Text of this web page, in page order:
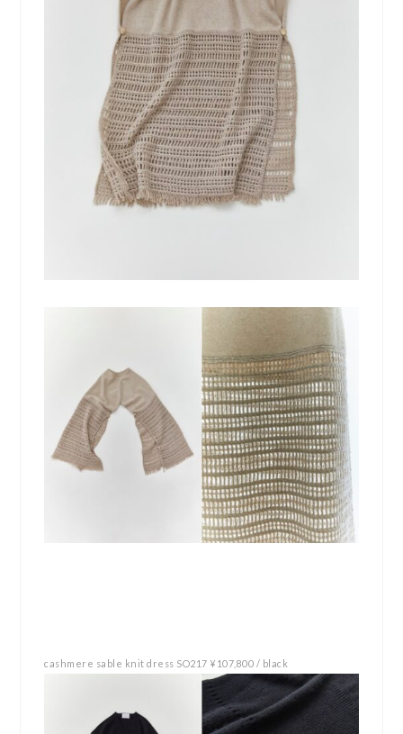
cashmere sable knit dress SO217 ¥107,800 / black